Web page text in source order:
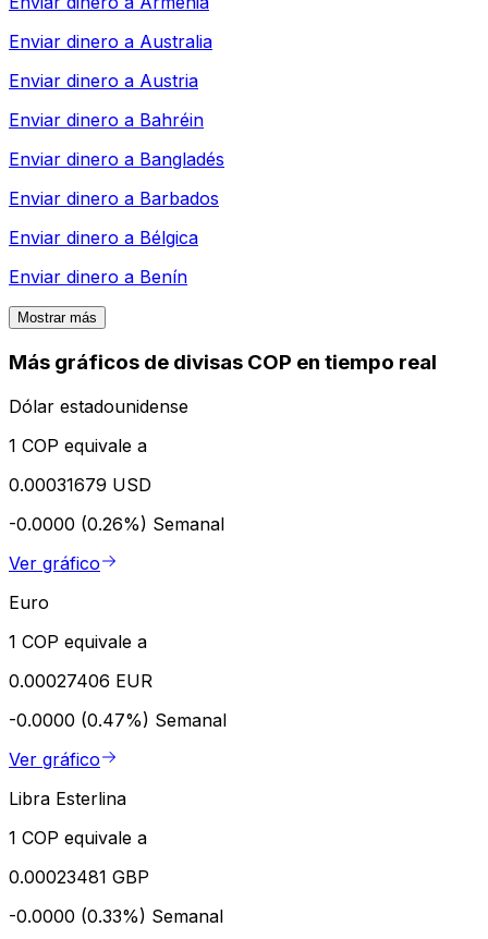
Enviar dinero a Australia
Enviar dinero a Austria
Enviar dinero a Bahréin
Enviar dinero a Bangladés
Enviar dinero a Barbados
Enviar dinero a Bélgica
Enviar dinero a Benín
Mostrar más
Más gráficos de divisas COP en tiempo real
Dólar estadounidense
1 COP equivale a
0.00031679 USD
-0.0000 (0.26%) Semanal
Ver gráfico
Euro
1 COP equivale a
0.00027406 EUR
-0.0000 (0.47%) Semanal
Ver gráfico
Libra Esterlina
1 COP equivale a
0.00023481 GBP
-0.0000 (0.33%) Semanal